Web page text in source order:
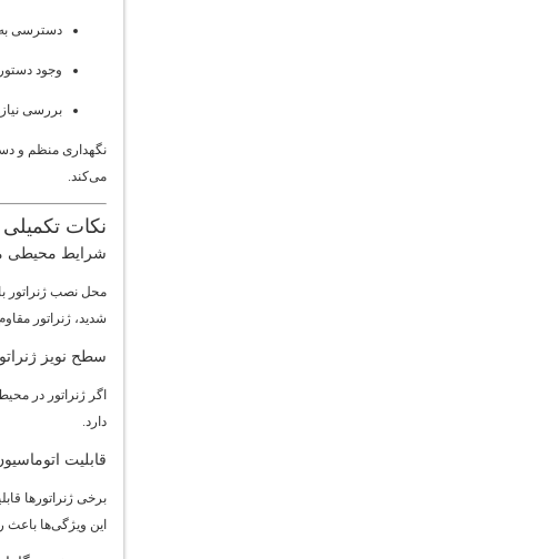
دسترسی
وجود
بررسی
نگهداری منظم و
می‌کند.
نکات تکمیلی
شرایط
محل نصب ژنراتور
شدید، ژنراتور
سطح نویز
اگر ژنراتور در
دارد.
قابلیت
برخی ژنراتورها
این ویژگی‌ها